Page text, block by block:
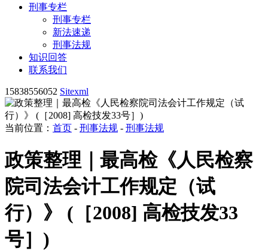
刑事专栏
刑事专栏
新法速递
刑事法规
知识回答
联系我们
15838556052 Sitexml
当前位置： 首页 - 刑事法规 - 刑事法规
政策整理｜最高检《人民检察
院司法会计工作规定（试
行）》 (［2008] 高检技发33
号］)